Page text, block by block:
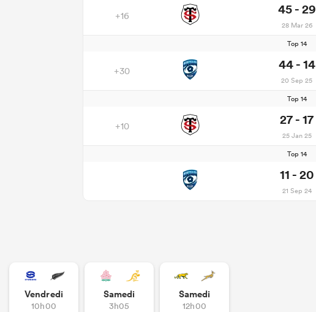
+16 45 - 29
28 Mar 26
Top 14
+30 44 - 14
20 Sep 25
Top 14
+10 27 - 17
25 Jan 25
Top 14
11 - 20
21 Sep 24
Vendredi
10h00
Samedi
3h05
Samedi
12h00